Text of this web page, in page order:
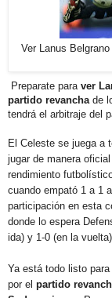
Ver Lanus
Preparate para ver
partido revancha de
tendrá el arbitraje del
El Celeste se juega a
jugar de manera
rendimiento
cuando empató 1 a 1
participación en esta
donde lo espera
ida) y 1-0 (en la
Ya está todo listo para
por el partido